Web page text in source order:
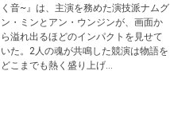
く音~』は、主演を務めた演技派ナムグ
ン・ミンとアン・ウンジンが、画面か
ら溢れ出るほどのインパクトを見せて
いた。2人の魂が共鳴した競演は物語を
どこまでも熱く盛り上げ...